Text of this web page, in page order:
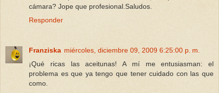
cámara? Jope que profesional.Saludos.
Responder
Franziska miércoles, diciembre 09, 2009 6:25:00 p. m.
¡Qué ricas las aceitunas! A mí me entusiasman: el
problema es que ya tengo que tener cuidado con las que
como.